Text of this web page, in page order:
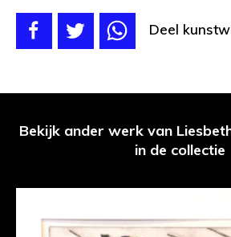
Deel
Bekijk ander werk van
in de collectie